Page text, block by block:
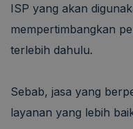
ISP yang akan
mempertimbangkan
terlebih dahulu.
Sebab, jasa yang
layanan yang lebih